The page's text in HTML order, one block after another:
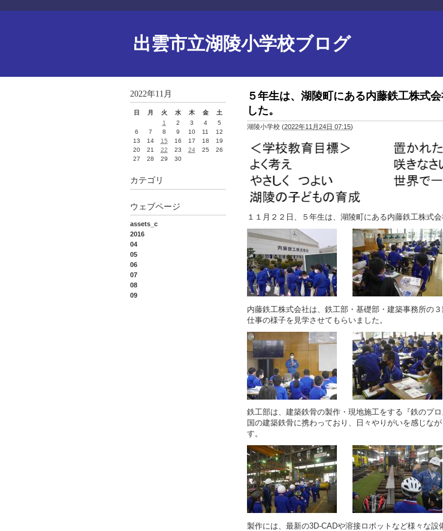
出雲市立湖陵小学校ブログ
５年生は、湖陵町にある内藤鉄工株式
した。
湖陵小学校 (2022年11月24日 07:15)
１１月２２日、５年生は、湖陵町にある内藤鉄工株式
内藤鉄工株式会社は、鉄工部・基礎部・建築事務所の
仕事の様子を見学させてもらいました。
鉄工部は、 建築鉄骨の製作・現地施工をする 『鉄のプ
国の建築鉄骨に携わっており、日々やりがいを感じな
す。
製作には、最新の3D-CADや溶接ロボットなど様々な設
2022年11月
日 月 火 水 木 金
土
1
2 3 4
5
6
7 8 9 10 11
12
13
14 15 16 17 18
19
20
21 22 23 24 25
26
27
28 29 30
カテゴリ
ウェブページ
assets_c
2016
04
05
06
07
08
09